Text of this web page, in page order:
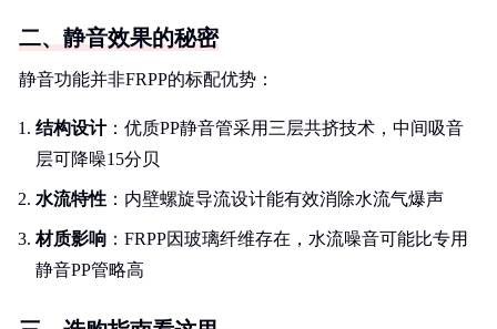
二、静音效果的秘密
静音功能并非FRPP的标配优势：
结构设计：优质PP静音管采用三层共挤技术，中间吸音
层可降噪15分贝
水流特性 ：内壁螺旋导流设计能有效消除水流气爆声
材质影响 ：FRPP因玻璃纤维存在，水流噪音可能比专用
静音PP管略高